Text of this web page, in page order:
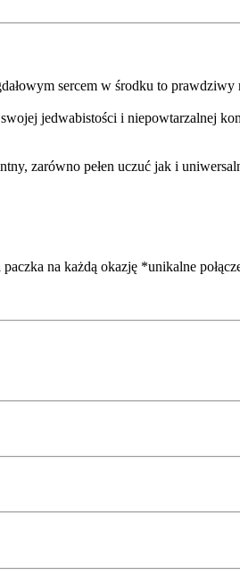
sercem w środku to prawdziwy
jedwabistości i niepowtarzalnej
zarówno pełen uczuć jak i
na każdą okazję *unikalne